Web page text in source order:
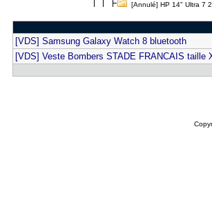
[Annulé] HP 14" Ultra 7
[VDS] Samsung Galaxy Watch 8 bluetooth
[VDS] Veste Bombers STADE FRANCAIS taille